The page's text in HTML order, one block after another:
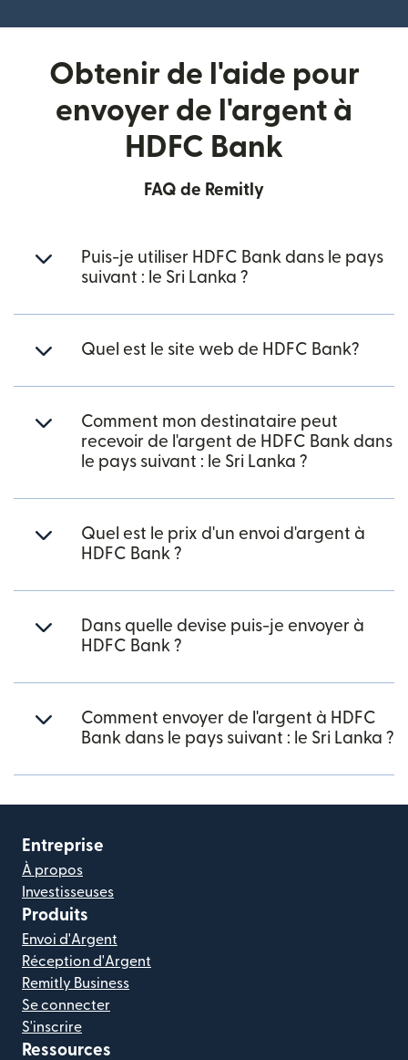
Obtenir de l'aide pour
envoyer de l'argent à
HDFC Bank
FAQ de Remitly
Puis-je utiliser HDFC Bank dans le pays
suivant : le Sri Lanka ?
Quel est le site web de HDFC Bank?
Comment mon destinataire peut
recevoir de l'argent de HDFC Bank dans
le pays suivant : le Sri Lanka ?
Quel est le prix d'un envoi d'argent à
HDFC Bank ?
Dans quelle devise puis-je envoyer à
HDFC Bank ?
Comment envoyer de l'argent à HDFC
Bank dans le pays suivant : le Sri Lanka ?
Entreprise
À propos
Investisseuses
Produits
Envoi d'Argent
Réception d'Argent
Remitly Business
Se connecter
S'inscrire
Ressources